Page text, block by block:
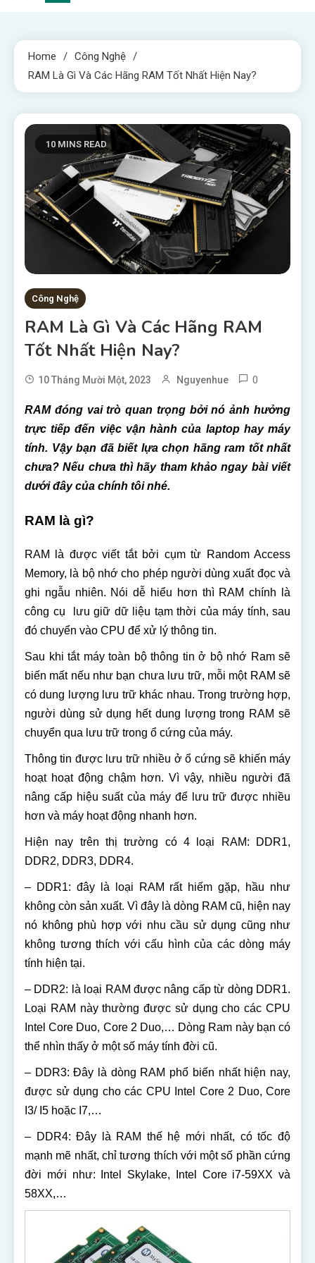
Home
Công Nghệ
RAM Là Gì Và Các Hãng RAM Tốt Nhất Hiện Nay?
10 MINS READ
Công Nghệ
RAM Là Gì Và Các Hãng RAM
Tốt Nhất Hiện Nay?
10 Tháng Mười Một, 2023 Nguyenhue 0
RAM đóng vai trò quan trọng bởi nó ảnh hưởng
trực tiếp đến việc vận hành của laptop hay máy
tính. Vậy bạn đã biết lựa chọn hãng ram tốt nhất
chưa? Nếu chưa thì hãy tham khảo ngay bài viết
dưới đây của chính tôi nhé.
RAM là gì?
RAM là được viết tắt bởi cụm từ Random Access
Memory, là bộ nhớ cho phép người dùng xuất đọc và
ghi ngẫu nhiên. Nói dễ hiểu hơn thì RAM chính là
công cụ lưu giữ dữ liệu tạm thời của máy tính, sau
đó chuyển vào CPU để xử lý thông tin.
Sau khi tắt máy toàn bộ thông tin ở bộ nhớ Ram sẽ
biến mất nếu như bạn chưa lưu trữ, mỗi một RAM sẽ
có dung lượng lưu trữ khác nhau. Trong trường hợp,
người dùng sử dụng hết dung lượng trong RAM sẽ
chuyển qua lưu trữ trong ổ cứng của máy.
Thông tin được lưu trữ nhiều ở ổ cứng sẽ khiến máy
hoạt hoạt động chậm hơn. Vì vậy, nhiều người đã
nâng cấp hiệu suất của máy để lưu trữ được nhiều
hơn và máy hoạt động nhanh hơn.
Hiện nay trên thị trường có 4 loại RAM: DDR1,
DDR2, DDR3, DDR4.
– DDR1: đây là loại RAM rất hiếm gặp, hầu như
không còn sản xuất. Vì đây là dòng RAM cũ, hiện nay
nó không phù hợp với nhu cầu sử dụng cũng như
không tương thích với cấu hình của các dòng máy
tính hiện tại.
– DDR2: là loại RAM được nâng cấp từ dòng DDR1.
Loại RAM này thường được sử dụng cho các CPU
Intel Core Duo, Core 2 Duo,… Dòng Ram này bạn có
thể nhìn thấy ở một số máy tính đời cũ.
– DDR3: Đây là dòng RAM phổ biến nhất hiện nay,
được sử dụng cho các CPU Intel Core 2 Duo, Core
I3/ I5 hoặc I7,…
– DDR4: Đây là RAM thế hệ mới nhất, có tốc độ
mạnh mẽ nhất, chỉ tương thích với một số phần cứng
đời mới như: Intel Skylake, Intel Core i7-59XX và
58XX,…